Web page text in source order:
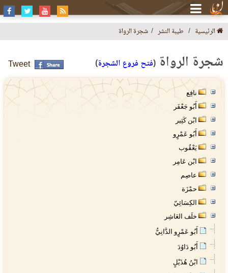
الرئيسية طيبة النشر شجرة الرواة
شجرة الرواة (فتح فروع الشجرة)
Tweet
نافِع
أَبُو جَعْفَر
ابْن كَثِير
أَبُو عَمْرٍو
يَعْقُوب
ابْن عَامِر
عاصِم
حمْزَة
الكِسَائِيّ
خلَف العَاشِر
أَبُو عَمْرٍو الدَّانِيُّ
أَبُو دَاوُدَ
ابْنُ هُذَيْلٍ